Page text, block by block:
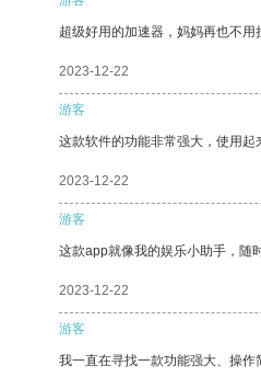
超级好用的加速器，妈妈再也不用
2023-12-22
游客
这款软件的功能非常强大，使用起
2023-12-22
游客
这款app就像我的娱乐小助手，随
2023-12-22
游客
我一直在寻找一款功能强大、操作